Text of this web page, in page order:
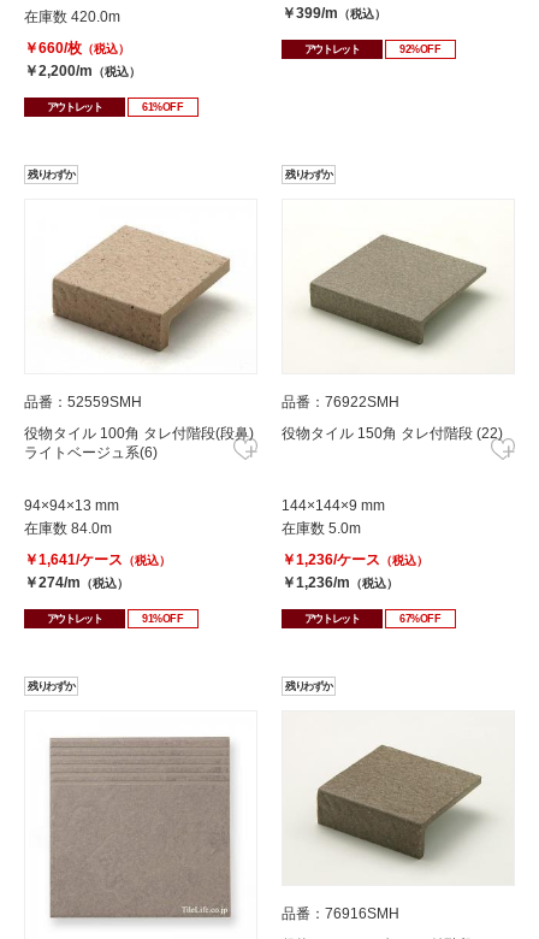
在庫数 420.0m
￥660/枚 （税込）
￥2,200/m （税込）
アウトレット 61%OFF
￥399/m （税込）
アウトレット 92%OFF
残りわずか
品番：52559SMH
役物タイル 100角 タレ付階段(段鼻)
ライトベージュ系(6)
94×94×13 mm
在庫数 84.0m
￥1,641/ケース （税込）
￥274/m （税込）
アウトレット 91%OFF
残りわずか
品番：76922SMH
役物タイル 150角 タレ付階段 (22)
144×144×9 mm
在庫数 5.0m
￥1,236/ケース （税込）
￥1,236/m （税込）
アウトレット 67%OFF
残りわずか 残りわずか
品番：76916SMH